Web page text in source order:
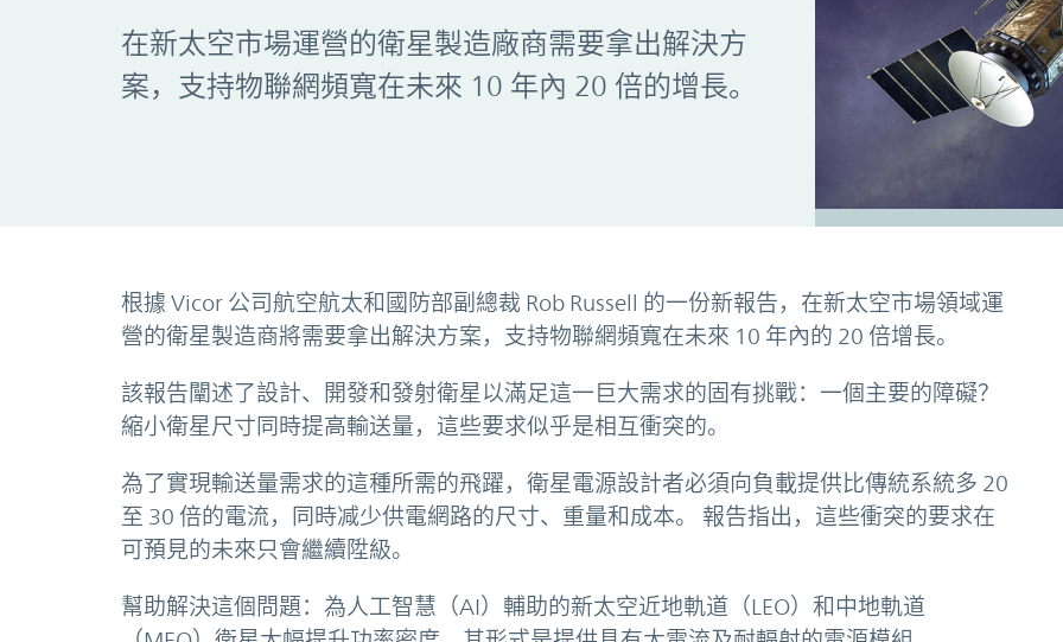
在新太空市場運營的衛星製造廠商需要拿出解決方
案，支持物聯網頻寬在未來 10 年內 20 倍的增長。
根據 Vicor 公司航空航太和國防部副總裁 Rob Russell 的一份新報告，在新太空市場領域運
營的衛星製造商將需要拿出解決方案，支持物聯網頻寬在未來 10 年內的 20 倍增長。
該報告闡述了設計、開發和發射衛星以滿足這一巨大需求的固有挑戰：一個主要的障礙？
縮小衛星尺寸同時提高輸送量，這些要求似乎是相互衝突的。
為了實現輸送量需求的這種所需的飛躍，衛星電源設計者必須向負載提供比傳統系統多 20
至 30 倍的電流，同時减少供電網路的尺寸、重量和成本。 報告指出，這些衝突的要求在
可預見的未來只會繼續陞級。
幫助解決這個問題：為人工智慧（AI）輔助的新太空近地軌道（LEO）和中地軌道